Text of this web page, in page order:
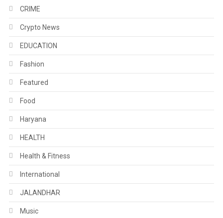
CRIME
Crypto News
EDUCATION
Fashion
Featured
Food
Haryana
HEALTH
Health & Fitness
International
JALANDHAR
Music